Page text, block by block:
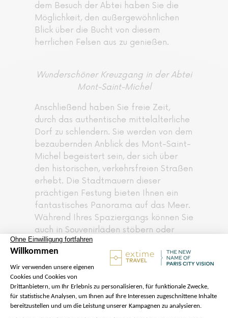
dem Besuch der Abtei haben Sie die
Möglichkeit, den außergewöhnlichen
Blick über die Bucht von diesem
herrlichen Felsen aus zu genießen.
Wunderschöner Kreuzgang in der Abtei
Mont-Saint-Michel
Anschließend haben Sie freie Zeit,
durch das authentische mittelalterliche
Dorf zu schlendern. Sie werden von dem
bezaubernden Anblick des Mont-Saint-
Michel begeistert sein, der sich über
den historischen, verkehrsfreien Straßen
erhebt. Die Stadtmauern dieser
prächtigen Festung bieten Ihnen ein
fantastisches Panorama auf das Meer.
Während Ihres Spaziergangs können Sie
auch in Souvenirläden stöbern oder
Spezialitäten wie die berühmten
bretonischen Crêpes oder die Kekse
von Mère Poulard probieren.
Mit diesen Eindrücken im Gepäck
treffen Sie sich wieder mit Ihrem
Reiseleiter zur Abfahrt nach Paris um